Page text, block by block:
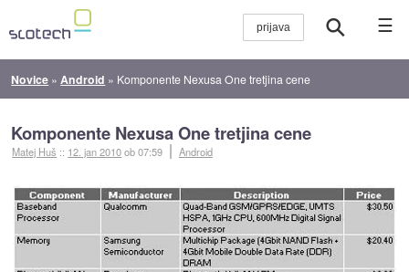
☰
Novice » Android » Komponente Nexusa One tretjina cene
Komponente Nexusa One tretjina cene
Matej Huš :: 12. jan 2010ob 07:59 Android